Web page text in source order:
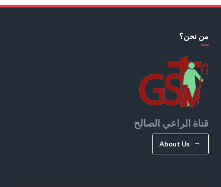
من نحن؟
قناة الراعي الصالح
About Us